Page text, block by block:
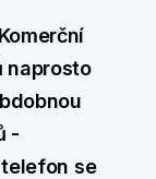
naprosto
-
se